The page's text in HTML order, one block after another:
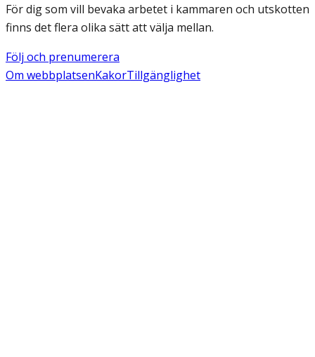
För dig som vill bevaka arbetet i kammaren och utskotten
finns det flera olika sätt att välja mellan.
Följ och prenumerera
Om webbplatsenKakorTillgänglighet